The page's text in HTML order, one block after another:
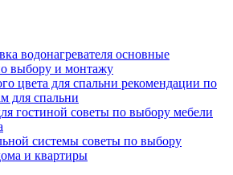
водонагревателя основные
выбору и монтажу
цвета для спальни рекомендации по
для спальни
гостиной советы по выбору мебели
системы советы по выбору
и квартиры